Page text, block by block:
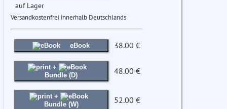
auf Lager
Versandkostenfrei innerhalb Deutschlands
eBook 38.00 €
+
Bundle (D)
48.00 €
+
Bundle (W)
52.00 €